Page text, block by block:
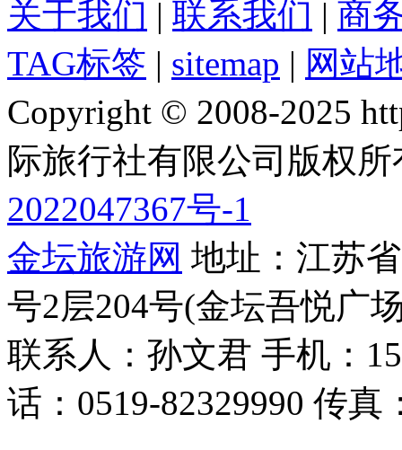
关于我们 | 联系我们 | 商
TAG标签 | sitemap | 网站
Copyright © 2008-2025
际旅行社有限公司版权
2022047367号-1
金坛旅游网 地址：江苏
号2层204号(金坛吾悦广
联系人：孙文君 手机：
话：0519-82329990 传真